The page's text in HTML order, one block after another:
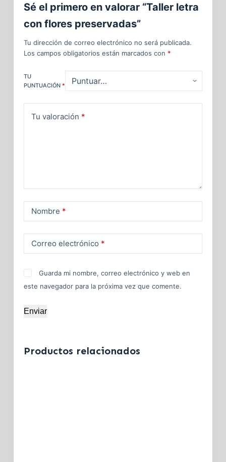
Sé el primero en valorar “Taller letra
con flores preservadas”
Tu dirección de correo electrónico no será publicada.
Los campos obligatorios están marcados con *
TU
PUNTUACIÓN *
Tu valoración *
Nombre *
Correo electrónico *
Guarda mi nombre, correo electrónico y web en
este navegador para la próxima vez que comente.
Enviar
Productos relacionados